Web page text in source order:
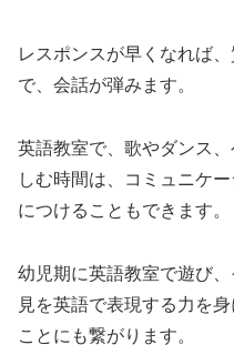
レスポンスが早くなれば
で、会話が弾みます。
英語教室で、歌やダンス
しむ時間は、コミュニケ
につけることもできます。
幼児期に英語教室で遊び
見を英語で表現する力を
ことにも繋がります。